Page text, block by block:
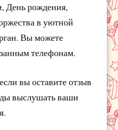
День рождения,
в уютной
Вы можете
телефонам.
вы оставите отзыв
выслушать ваши